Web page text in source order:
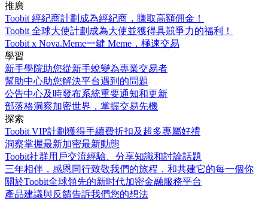
推廣
Toobit 經紀商計劃 成為經紀商，賺取高額佣金！
Toobit 全球大使計劃 成為大使並獲得具競爭力的福利！
Toobit x Nova.Meme一鍵 Meme，極速交易
學習
新手學院助您從新手蛻變為專業交易者
幫助中心助您解決平台遇到的問題
公告中心及時發布系統重要通知和更新
部落格洞察加密世界，掌握交易先機
探索
Toobit VIP計劃獲得手續費折扣及超多專屬好禮
洞察掌握最新加密最新動態
Toobit社群用戶交流經驗、分享知識和討論話題
三年相伴，感恩同行致敬我們的旅程，和共建它的每一個你
關於Toobit全球領先的新时代加密金融服務平台
產品建議與反饋告訴我們您的想法